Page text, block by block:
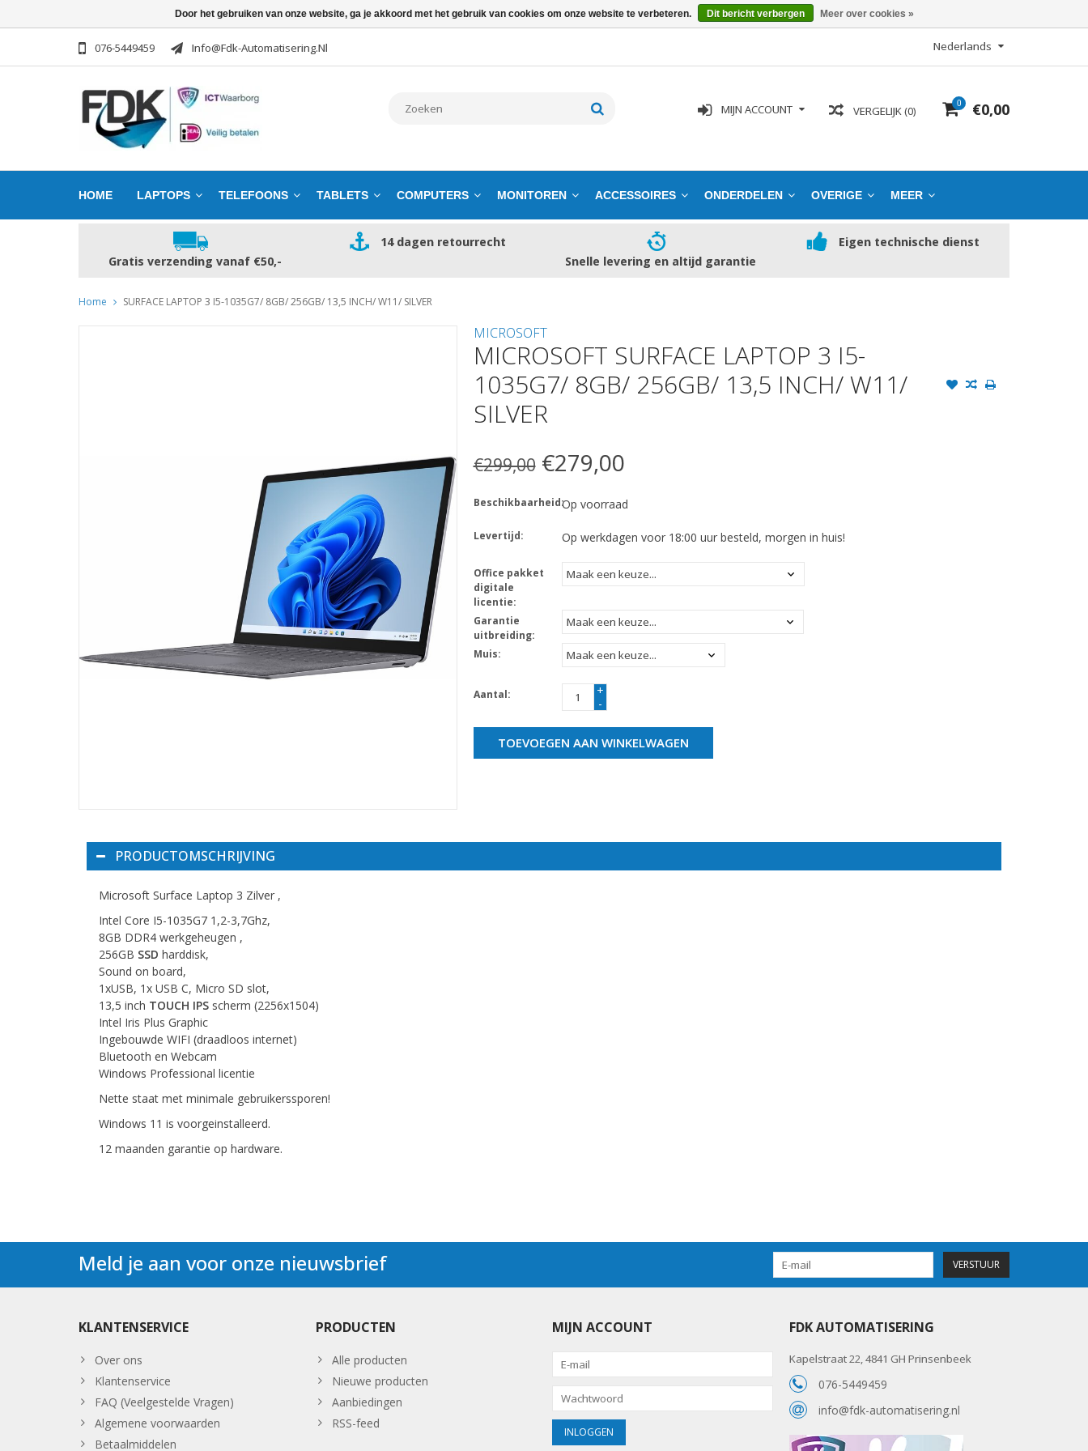
076-5449459 Info@fdk-Automatisering.nl Nederlands
0 €0,00
VERGELIJK (0)
MIJN ACCOUNT
HOME LAPTOPS TELEFOONS TABLETS COMPUTERS MONITOREN ACCESSOIRES ONDERDELEN OVERIGE MEER
Gratis verzending vanaf €50,-
14 dagen retourrecht
Snelle levering en altijd garantie
Eigen technische dienst
Home SURFACE LAPTOP 3 I5-1035G7/ 8GB/ 256GB/ 13,5 INCH/ W11/ SILVER
MICROSOFT
MICROSOFT SURFACE LAPTOP 3 I5-
1035G7/ 8GB/ 256GB/ 13,5 INCH/ W11/
SILVER
€299,00 €279,00
Beschikbaarheid:Op voorraad
Levertijd: Op werkdagen voor 18:00 uur besteld, morgen in huis!
Office pakket
digitale
licentie:
Garantie
uitbreiding:
Muis:
Aantal:
+
-
TOEVOEGEN AAN WINKELWAGEN
PRODUCTOMSCHRIJVING
Microsoft Surface Laptop 3 Zilver ,
Intel Core I5-1035G7 1,2-3,7Ghz,
8GB DDR4 werkgeheugen ,
256GB SSD harddisk,
Sound on board,
1xUSB, 1x USB C, Micro SD slot,
13,5 inch TOUCH IPS scherm (2256x1504)
Intel Iris Plus Graphic
Ingebouwde WIFI (draadloos internet)
Bluetooth en Webcam
Windows Professional licentie
Nette staat met minimale gebruikerssporen!
Windows 11 is voorgeinstalleerd.
12 maanden garantie op hardware.
Meld je aan voor onze nieuwsbrief VERSTUUR
KLANTENSERVICE
Over ons
Klantenservice
FAQ (Veelgestelde Vragen)
Algemene voorwaarden
Betaalmiddelen
PRODUCTEN
Alle producten
Nieuwe producten
Aanbiedingen
RSS-feed
MIJN ACCOUNT FDK AUTOMATISERING
Kapelstraat 22, 4841 GH Prinsenbeek
076-5449459
info@fdk-automatisering.nl
Door het gebruiken van onze website, ga je akkoord met het gebruik van cookies om onze website te verbeteren. Dit bericht verbergen Meer over cookies »